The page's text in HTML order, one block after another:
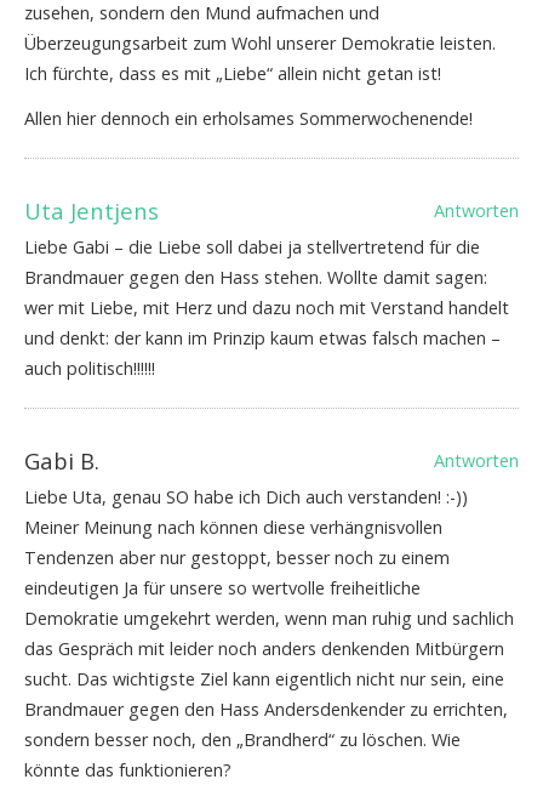
zusehen, sondern den Mund aufmachen und
Überzeugungsarbeit zum Wohl unserer Demokratie leisten.
Ich fürchte, dass es mit „Liebe“ allein nicht getan ist!
Allen hier dennoch ein erholsames Sommerwochenende!
Uta Jentjens
Antworten
Liebe Gabi – die Liebe soll dabei ja stellvertretend für die
Brandmauer gegen den Hass stehen. Wollte damit sagen:
wer mit Liebe, mit Herz und dazu noch mit Verstand handelt
und denkt: der kann im Prinzip kaum etwas falsch machen –
auch politisch!!!!!!
Gabi B.
Antworten
Liebe Uta, genau SO habe ich Dich auch verstanden! :-))
Meiner Meinung nach können diese verhängnisvollen
Tendenzen aber nur gestoppt, besser noch zu einem
eindeutigen Ja für unsere so wertvolle freiheitliche
Demokratie umgekehrt werden, wenn man ruhig und sachlich
das Gespräch mit leider noch anders denkenden Mitbürgern
sucht. Das wichtigste Ziel kann eigentlich nicht nur sein, eine
Brandmauer gegen den Hass Andersdenkender zu errichten,
sondern besser noch, den „Brandherd“ zu löschen. Wie
könnte das funktionieren?